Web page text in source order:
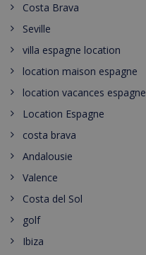
Costa Brava
Seville
villa espagne location
location maison espagne
location vacances espagne
Location Espagne
costa brava
Andalousie
Valence
Costa del Sol
golf
Ibiza